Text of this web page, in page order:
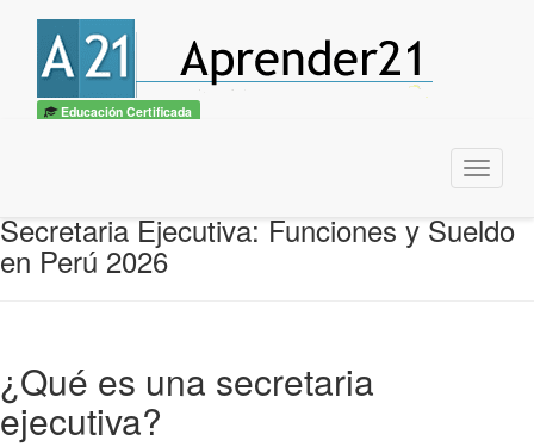
Educación Certificada
Menu
Secretaria Ejecutiva: Funciones y Sueldo
en Perú 2026
¿Qué es una secretaria
ejecutiva?